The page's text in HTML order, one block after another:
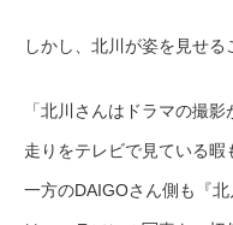
しかし、北川が姿を見せる
「北川さんはドラマの撮
走りをテレビで見ている暇
一方のDAIGOさん側も『